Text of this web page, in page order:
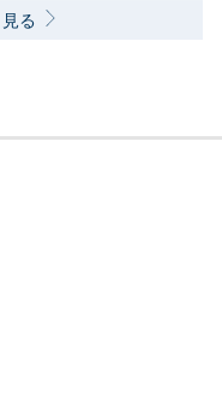
る